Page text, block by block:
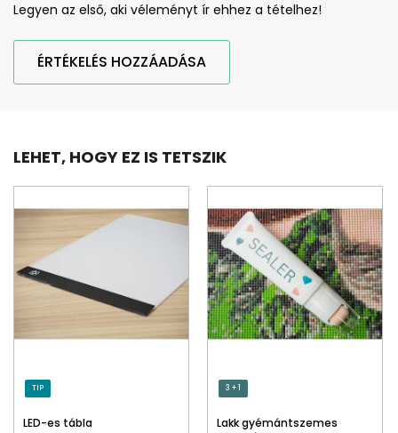
Legyen az első, aki véleményt ír ehhez a tételhez!
ÉRTÉKELÉS HOZZÁADÁSA
LEHET, HOGY EZ IS TETSZIK
TIP
LED-es tábla
3 + 1
Lakk gyémántszemes